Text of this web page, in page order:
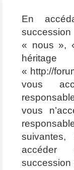
En
« nous »,
« http://
vous
vous
succession